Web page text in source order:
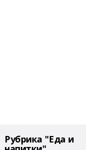
Рубрика "Еда и